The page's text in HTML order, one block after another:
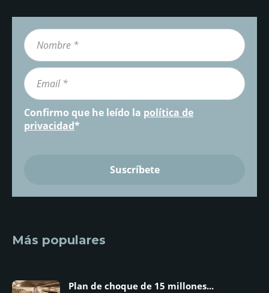
Confirmo que he leído la política de
privacidad*
Más populares
Plan de choque de 15 millones...